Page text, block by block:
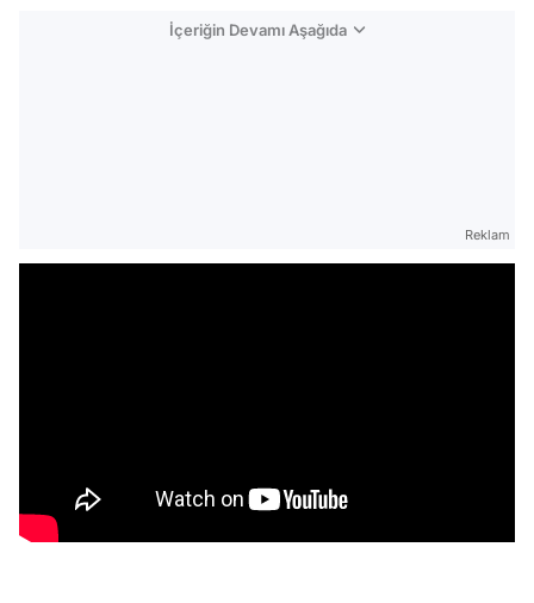
İçeriğin Devamı Aşağıda
Reklam